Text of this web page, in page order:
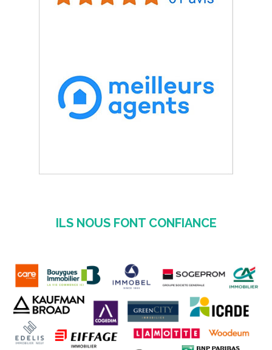
ILS NOUS FONT CONFIANCE